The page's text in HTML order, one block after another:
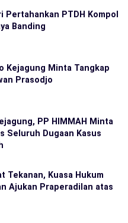
Pertahankan PTDH Kompol
Banding
Kejagung Minta Tangkap
Prasodjo
PP HIMMAH Minta
Seluruh Dugaan Kasus
Tekanan, Kuasa Hukum
Ajukan Praperadilan atas